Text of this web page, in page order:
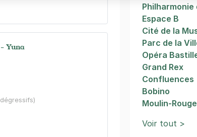
Yuna
Philharmonie
Espace B
Cité de la
Parc de la
Opéra
Grand Rex
Confluences
Bobino
Moulin-Rouge
Voir tout >